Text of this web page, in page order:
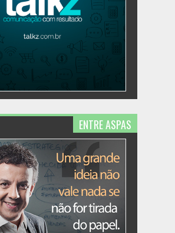
ENTRE ASPAS